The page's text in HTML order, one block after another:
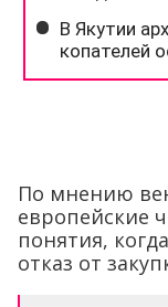
По мнению
европейские
понятия,
отказ от